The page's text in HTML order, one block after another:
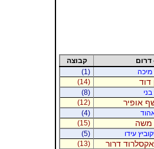
דרום קבוצה
מיכה
(1)
דוד (14)
(8)
אופיר
(12)
(4)
משה
(15)
עידו
(5)
דרור
(13)